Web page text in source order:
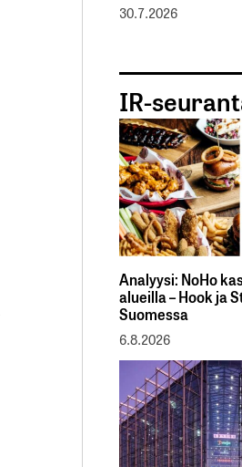
30.7.2026
IR-
Analyysi: NoHo
alueilla – Hook ja
Suomessa
6.8.2026